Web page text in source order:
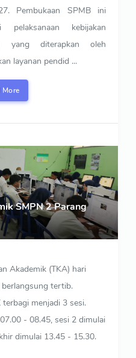
Pembukaan SPMB ini
kebijakan
yang diterapkan oleh
layanan pendid ...
More
SMPN 2 Parang
Akademik (TKA) hari
tertib.
menjadi 3 sesi.
- 08.45, sesi 2 dimulai
dimulai 13.45 - 15.30.